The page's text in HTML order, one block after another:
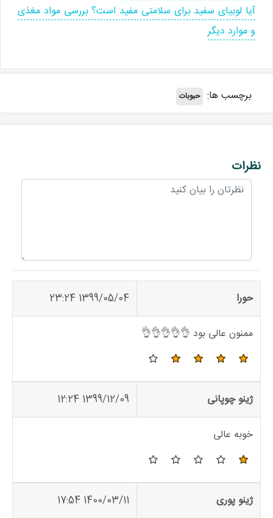
آیا لوبیای سفید برای سلامتی مفید است؟ بررسی مواد مغذی
و موارد دیگر
برچسب ها: حبوبات
نظرات
حورا 1399/05/04 23:24
ممنون عالی بود 👌👌👌👌👌
ژینو چوپانی 1399/12/09 12:24
خوبه عالی
ژینو پوری 1400/03/11 17:54